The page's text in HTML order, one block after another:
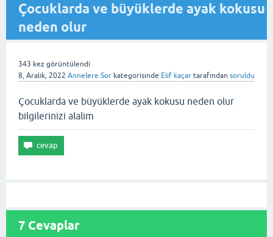
Çocuklarda ve büyüklerde ayak kokusu
neden olur
343 kez görüntülendi
8, Aralık, 2022 Annelere Sor kategorisinde Elif kaçar tarafından soruldu
Çocuklarda ve büyüklerde ayak kokusu neden olur
bilgilerinizi alalim
7 Cevaplar